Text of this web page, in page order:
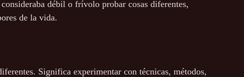
débil o frívolo probar cosas diferentes,
de la vida.
Significa experimentar con técnicas, métodos,